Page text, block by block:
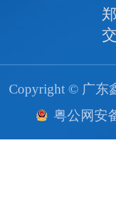
Copyright © 广东
粤公网安